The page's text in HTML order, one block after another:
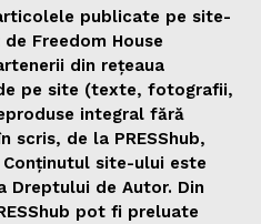
publicate pe site-
Freedom House
din rețeaua
pe site (texte, fotografii,
integral fără
de la PRESShub,
site-ului este
Dreptului de Autor. Din
pot fi preluate